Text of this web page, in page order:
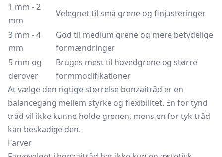
1 mm - 2
mm
Velegnet til små grene og finjusteringer
3 mm - 4
mm
God til medium grene og mere betydelige
formændringer
5 mm og
derover
Bruges mest til hovedgrene og større
formmodifikationer
At vælge den rigtige størrelse bonzaitråd er en
balancegang mellem styrke og flexibilitet. En for tynd
tråd vil ikke kunne holde grenen, mens en for tyk tråd
kan beskadige den.
Farver